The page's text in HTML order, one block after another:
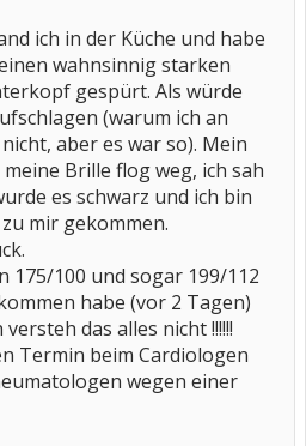
ich in der Küche und habe
wahnsinnig starken
gespürt. Als würde
(warum ich an
aber es war so). Mein
Brille flog weg, ich sah
es schwarz und ich bin
mir gekommen.
175/100 und sogar 199/112
habe (vor 2 Tagen)
das alles nicht !!!!!!
Termin beim Cardiologen
wegen einer